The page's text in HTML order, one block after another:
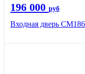
196 000 руб
Входная дверь